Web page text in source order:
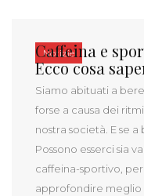
Notizie
Caffeina e
Ecco cosa
Siamo abituati a
forse a causa dei
nostra società. E se
Possono esserci sia
caffeina-sportivo,
approfondire